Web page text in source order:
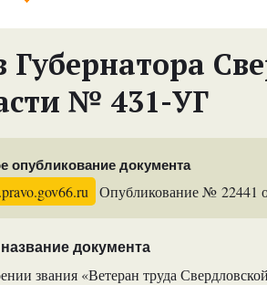
Губернатора
№ 431-УГ
опубликование документа
Опубликование № 22441
документа
звания «Ветеран труда